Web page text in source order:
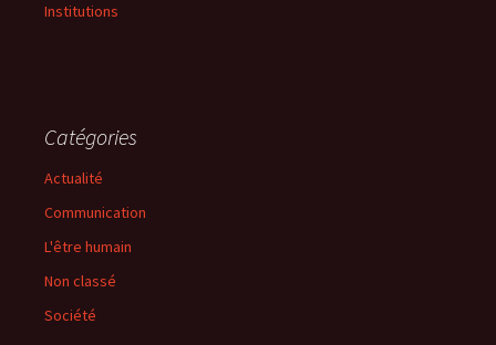
Institutions
Catégories
Actualité
Communication
L'être humain
Non classé
Société